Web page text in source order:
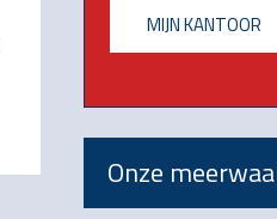
MIJN KANTOOR
Onze